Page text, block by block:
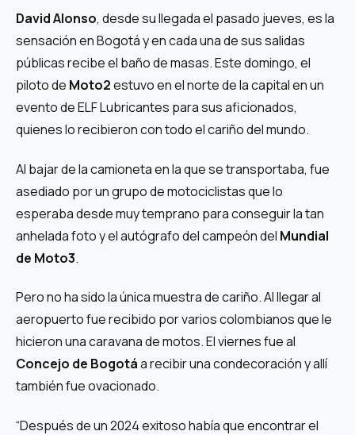
David Alonso, desde su llegada el pasado jueves, es la
sensación en Bogotá y en cada una de sus salidas
públicas recibe el baño de masas. Este domingo, el
piloto de Moto2estuvo en el norte de la capital en un
evento de ELF Lubricantes para sus aficionados,
quienes lo recibieron con todo el cariño del mundo.
Al bajar de la camioneta en la que se transportaba, fue
asediado por un grupo de motociclistas que lo
esperaba desde muy temprano para conseguir la tan
anhelada foto y el autógrafo del campeón del Mundial
de Moto3.
Pero no ha sido la única muestra de cariño. Al llegar al
aeropuerto fue recibido por varios colombianos que le
hicieron una caravana de motos. El viernes fue al
Concejo de Bogotáa recibir una condecoración y allí
también fue ovacionado.
“Después de un 2024 exitoso había que encontrar el